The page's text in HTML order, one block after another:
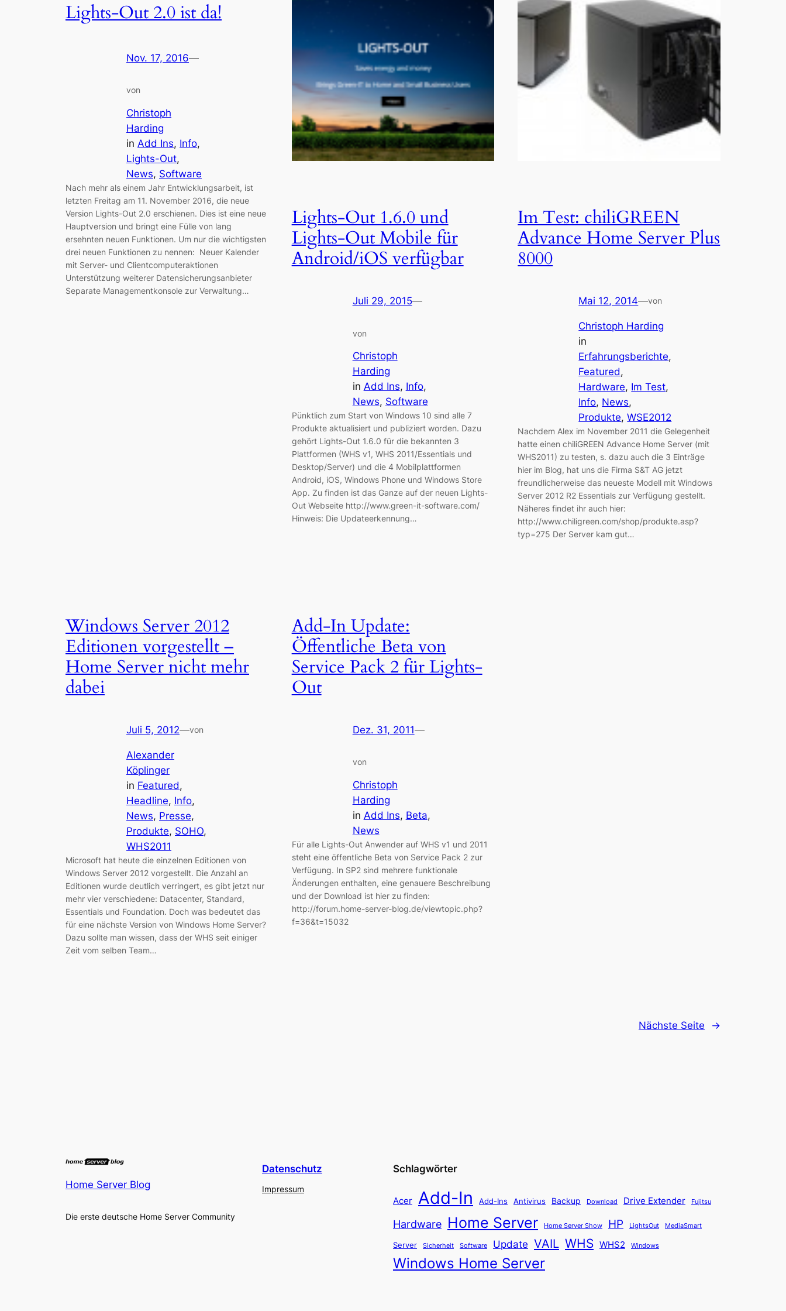
Lights-Out 2.0 ist da!
Nov. 17, 2016—
von
Christoph
Harding
in Add Ins, Info
Lights-Out
News, Software
Nach mehr als einem Jahr Entwicklungsarbeit, ist
letzten Freitag am 11. November 2016, die neue
Version Lights-Out 2.0 erschienen. Dies ist eine neue
Hauptversion und bringt eine Fülle von lang
ersehnten neuen Funktionen. Um nur die wichtigsten
drei neuen Funktionen zu nennen: Neuer Kalender
mit Server- und Clientcomputeraktionen
Unterstützung weiterer Datensicherungsanbieter
Separate Managementkonsole zur Verwaltung…
Lights-Out 1.6.0 und
Lights-Out Mobile für
Android/iOS verfügbar
Juli 29, 2015—
von
Christoph
Harding
in Add Ins, Info
News, Software
Pünktlich zum Start von Windows 10 sind alle 7
Produkte aktualisiert und publiziert worden. Dazu
gehört Lights-Out 1.6.0 für die bekannten 3
Plattformen (WHS v1, WHS 2011/Essentials und
Desktop/Server) und die 4 Mobilplattformen
Android, iOS, Windows Phone und Windows Store
App. Zu finden ist das Ganze auf der neuen Lights-
Out Webseite http://www.green-it-software.com/
Hinweis: Die Updateerkennung…
Im Test: chiliGREEN
Advance Home Server Plus
8000
Mai 12, 2014—von
Christoph Harding
in
Erfahrungsberichte
Featured
Hardware, Im Test
Info, News
Produkte, WSE2012
Nachdem Alex im November 2011 die Gelegenheit
hatte einen chiliGREEN Advance Home Server (mit
WHS2011) zu testen, s. dazu auch die 3 Einträge
hier im Blog, hat uns die Firma S&T AG jetzt
freundlicherweise das neueste Modell mit Windows
Server 2012 R2 Essentials zur Verfügung gestellt.
Näheres findet ihr auch hier:
http://www.chiligreen.com/shop/produkte.asp?
typ=275 Der Server kam gut…
Windows Server 2012
Editionen vorgestellt –
Home Server nicht mehr
dabei
Juli 5, 2012—von
Alexander
Köplinger
in Featured
Headline, Info
News, Presse
Produkte, SOHO
WHS2011
Microsoft hat heute die einzelnen Editionen von
Windows Server 2012 vorgestellt. Die Anzahl an
Editionen wurde deutlich verringert, es gibt jetzt nur
mehr vier verschiedene: Datacenter, Standard,
Essentials und Foundation. Doch was bedeutet das
für eine nächste Version von Windows Home Server?
Dazu sollte man wissen, dass der WHS seit einiger
Zeit vom selben Team…
Add-In Update:
Öffentliche Beta von
Service Pack 2 für Lights-
Out
Dez. 31, 2011—
von
Christoph
Harding
in Add Ins, Beta
News
Für alle Lights-Out Anwender auf WHS v1 und 2011
steht eine öffentliche Beta von Service Pack 2 zur
Verfügung. In SP2 sind mehrere funktionale
Änderungen enthalten, eine genauere Beschreibung
und der Download ist hier zu finden:
http://forum.home-server-blog.de/viewtopic.php?
f=36&t=15032
Nächste Seite →
Home Server Blog
Die erste deutsche Home Server Community
Datenschutz
Impressum
Schlagwörter
Acer Add-In Add-Ins Antivirus Backup Download Drive Extender Fujitsu
Hardware Home Server Home Server Show HP LightsOut MediaSmart
Server Sicherheit Software Update VAIL WHS WHS2 Windows
Windows Home Server